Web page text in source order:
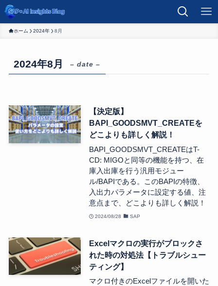
ホーム 2024年 8月
2024年8月 – date –
【決定版】
BAPI_GOODSMVT_CREATEを
どこよりも詳しく解説！
BAPI_GOODSMVT_CREATEはT-
CD: MIGOと同等の機能を持つ、在
庫入出庫を行う汎用モジュー
ル/BAPIである。このBAPIの特徴、
入出力パラメータに設定する値、注
意点まで、どこよりも詳しく解説！
2024/08/28 SAP
Excelマクロの実行がブロックさ
れた時の対処法【トラブルシュー
ティング】
マクロ付きのExcelファイルを開いた